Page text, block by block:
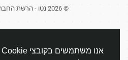
© 2026 נטו - הרשת החברתית של ישראל